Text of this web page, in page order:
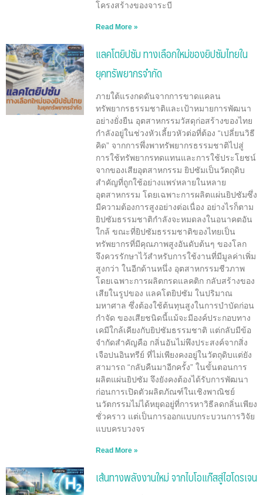
โครงสร้างของจาระบี
Read More »
แลคโตยิปซัม ทางเลือกใหม่ของยิปซัมไทยใน
ยุคทรัพยากรจำกัด
ภายใต้แรงกดดันจากการขาดแคลน
ทรัพยากรธรรมชาติและเป้าหมายการพัฒนา
อย่างยั่งยืน อุตสาหกรรมวัสดุก่อสร้างของไทย
กำลังอยู่ในช่วงหัวเลี้ยวหัวต่อที่ต้อง “เปลี่ยนวิธี
คิด” จากการพึ่งพาทรัพยากรธรรมชาติไปสู่
การใช้ทรัพยากรทดแทนและการใช้ประโยชน์
จากของเสียอุตสาหกรรม ยิปซัมเป็นวัตถุดิบ
สำคัญที่ถูกใช้อย่างแพร่หลายในหลาย
อุตสาหกรรม โดยเฉพาะการผลิตแผ่นยิปซัมซึ่ง
มีความต้องการสูงอย่างต่อเนื่อง อย่างไรก็ตาม
ยิปซัมธรรมชาติกำลังจะหมดลงในอนาคตอัน
ใกล้ ขณะที่ยิปซัมธรรมชาติของไทยเป็น
ทรัพยากรที่มีคุณภาพสูงอันดับต้นๆ ของโลก
จึงควรรักษาไว้สำหรับการใช้งานที่มีมูลค่าเพิ่ม
สูงกว่า ในอีกด้านหนึ่ง อุตสาหกรรมชีวภาพ
โดยเฉพาะการผลิตกรดแลคติก กลับสร้างของ
เสียในรูปของ แลคโตยิปซัม ในปริมาณ
มหาศาล ซึ่งต้องใช้ต้นทุนสูงในการบำบัดก่อน
กำจัด ของเสียชนิดนี้แม้จะมีองค์ประกอบทาง
เคมีใกล้เคียงกับยิปซัมธรรมชาติ แต่กลับมีข้อ
จำกัดสำคัญคือ กลิ่นอันไม่พึงประสงค์จากสิ่ง
เจือปนอินทรีย์ ที่ไม่เพียงคงอยู่ในวัตถุดิบแต่ยัง
สามารถ “กลับคืนมาอีกครั้ง” ในขั้นตอนการ
ผลิตแผ่นยิปซัม จึงยังคงต้องได้รับการพัฒนา
ก่อนการเปิดตัวผลิตภัณฑ์ในเชิงพาณิชย์
นวัตกรรมไม่ได้หยุดอยู่ที่การหาวิธีลดกลิ่นเพียง
ชั่วคราว แต่เป็นการออกแบบกระบวนการวิจัย
แบบครบวงจร
Read More »
เส้นทางพลังงานใหม่ จากไบโอแก๊สสู่ไฮโดรเจน